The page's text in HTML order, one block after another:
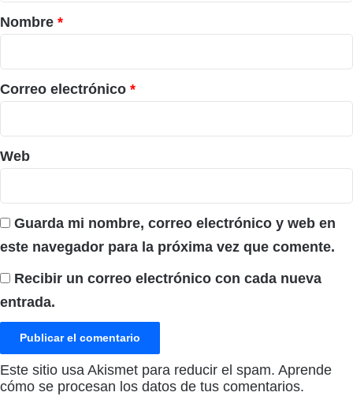
r
i
o
*
Nombre *
Correo electrónico *
Web
Guarda mi nombre, correo electrónico y web en
este navegador para la próxima vez que comente.
Recibir un correo electrónico con cada nueva
entrada.
Este sitio usa Akismet para reducir el spam. Aprende
cómo se procesan los datos de tus comentarios.